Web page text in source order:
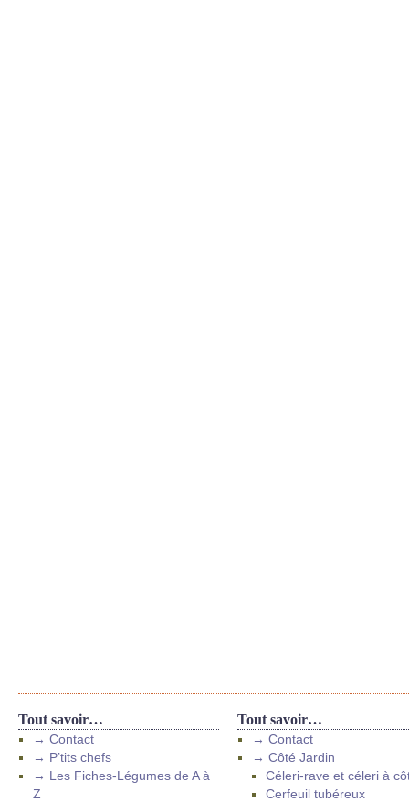
Tout savoir…
→ Contact
→ P’tits chefs
→ Les Fiches-Légumes de A à
Z
Tout savoir…
→ Contact
→ Côté Jardin
Céleri-rave et céleri à
Cerfeuil tubéreux